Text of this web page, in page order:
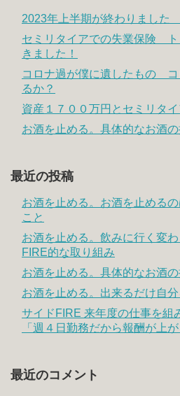
2023年上半期が終わりました
セミリタイアでの失業保険
きました！
コロナ過が僕に遺したもの
るか？
資産１７００万円とセミリタイ
お酒を止める。具体的なお酒
最近の投稿
お酒を止める。お酒を止める
こと
お酒を止める。飲みに行く変
FIRE的な取り組み
お酒を止める。具体的なお酒
お酒を止める。出来るだけ自
サイドFIRE 来年度の仕事を
「週４日勤務だから報酬が上
最近のコメント